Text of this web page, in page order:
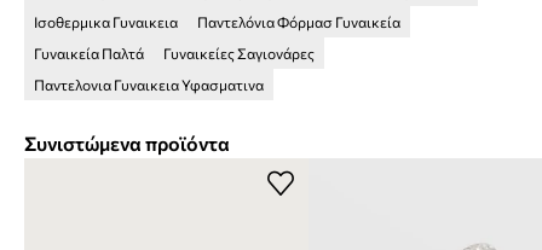
Ισοθερμικα Γυναικεια
Παντελόνια Φόρμασ Γυναικεία
Γυναικεία Παλτά
Γυναικείες Σαγιονάρες
Παντελονια Γυναικεια Υφασματινα
Συνιστώμενα προϊόντα